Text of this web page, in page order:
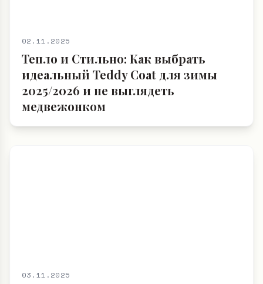
02.11.2025
Тепло и Стильно: Как выбрать
идеальный Teddy Coat для зимы
2025/2026 и не выглядеть
медвежонком
03.11.2025